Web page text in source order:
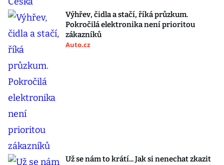
Výhřev, čidla a stačí, říká průzkum.
Pokročilá elektronika není prioritou
zákazníků
Auto.cz
Už se nám to krátí... Jak si nenechat zkazit